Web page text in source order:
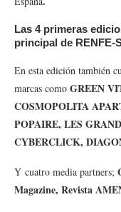
Las 4 primeras
principal de RENFE-
En esta edición también
marcas como GREEN
COSMOPOLITA
POPAIRE, LES
CYBERCLICK,
Y cuatro media partners;
Magazine, Revista